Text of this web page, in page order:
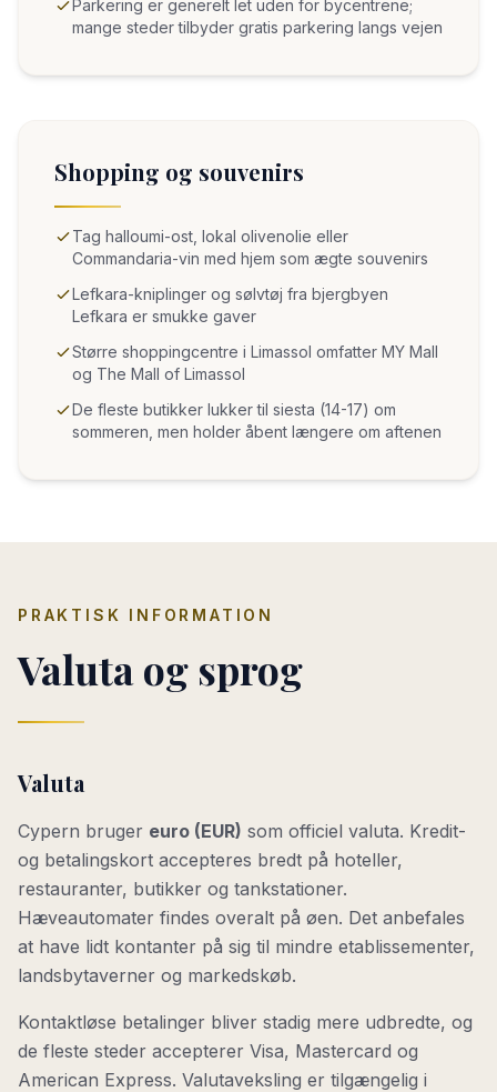
Parkering er generelt let uden for bycentrene;
mange steder tilbyder gratis parkering langs vejen
Shopping og souvenirs
Tag halloumi-ost, lokal olivenolie eller
Commandaria-vin med hjem som ægte souvenirs
Lefkara-kniplinger og sølvtøj fra bjergbyen
Lefkara er smukke gaver
Større shoppingcentre i Limassol omfatter MY Mall
og The Mall of Limassol
De fleste butikker lukker til siesta (14-17) om
sommeren, men holder åbent længere om aftenen
PRAKTISK INFORMATION
Valuta og sprog
Valuta
Cypern bruger euro (EUR) som officiel valuta. Kredit-
og betalingskort accepteres bredt på hoteller,
restauranter, butikker og tankstationer.
Hæveautomater findes overalt på øen. Det anbefales
at have lidt kontanter på sig til mindre etablissementer,
landsbytaverner og markedskøb.
Kontaktløse betalinger bliver stadig mere udbredte, og
de fleste steder accepterer Visa, Mastercard og
American Express. Valutaveksling er tilgængelig i